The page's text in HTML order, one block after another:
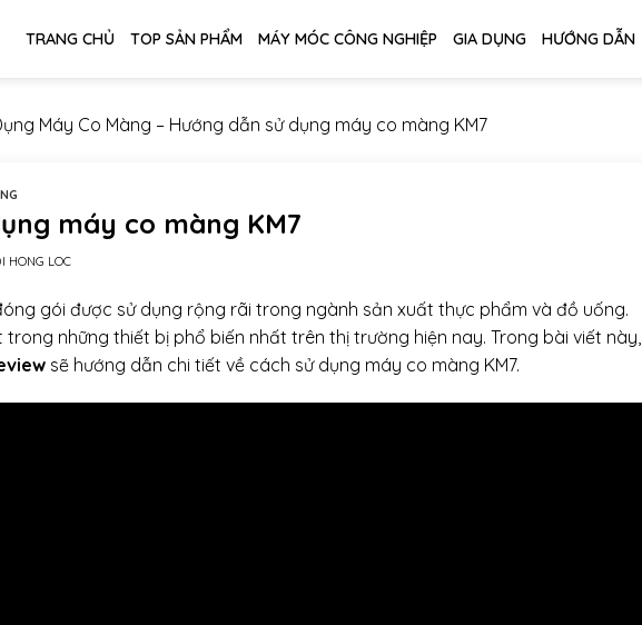
TRANG CHỦ TOP SẢN PHẨM MÁY MÓC CÔNG NGHIỆP GIA DỤNG HƯỚNG DẪN
Máy Co Màng – Hướng dẫn sử dụng máy co màng KM7
máy co màng KM7
HONG LOC
gói được sử dụng rộng rãi trong ngành sản xuất thực phẩm và đồ uống.
trong những thiết bị phổ biến nhất trên thị trường hiện nay. Trong bài viết này,
sẽ hướng dẫn chi tiết về cách sử dụng máy co màng KM7.